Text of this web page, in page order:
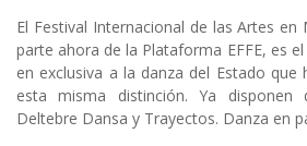
El Festival Internacional de las Artes
parte ahora de la Plataforma EFFE, es
en exclusiva a la danza del Estado
esta misma distinción. Ya disponen
Deltebre Dansa y Trayectos. Danza en